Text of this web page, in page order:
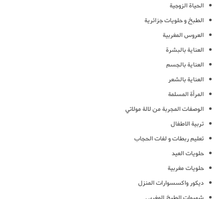
الحياة الزوجية
الطبخ و حلويات جزائرية
العروس المغربية
العناية بالبشرة
العناية بالجسم
العناية بالشعر
المرأة المسلمة
الوصفات المجربة من لالة مولاتي
تربية الاطفال
تعليم ربطات و لفات الحجاب
حلويات العيد
حلويات مغربية
ديكور واكسسوارات المنزل